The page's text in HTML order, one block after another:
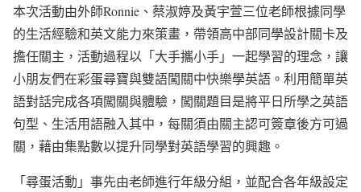
本次活動由外師Ronnie、蔡淑婷及黃宇萱三位老師根據同學
的生活經驗和英文能力來策畫，帶領高中部同學設計關卡及
擔任關主，活動過程以「大手攜小手」一起學習的理念，讓
小朋友們在彩蛋尋寶與雙語闖關中快樂學英語。利用簡單英
語對話完成各項闖關與體驗，闖關題目是將平日所學之英語
句型、生活用語融入其中，每關須由關主認可簽章後方可過
關，藉由集點數以提升同學對英語學習的興趣。
「尋蛋活動」事先由老師進行年級分組，並配合各年級設定